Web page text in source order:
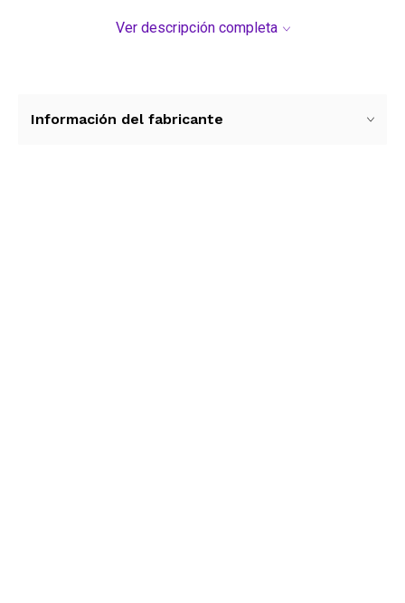
Ver descripción completa
Información del fabricante